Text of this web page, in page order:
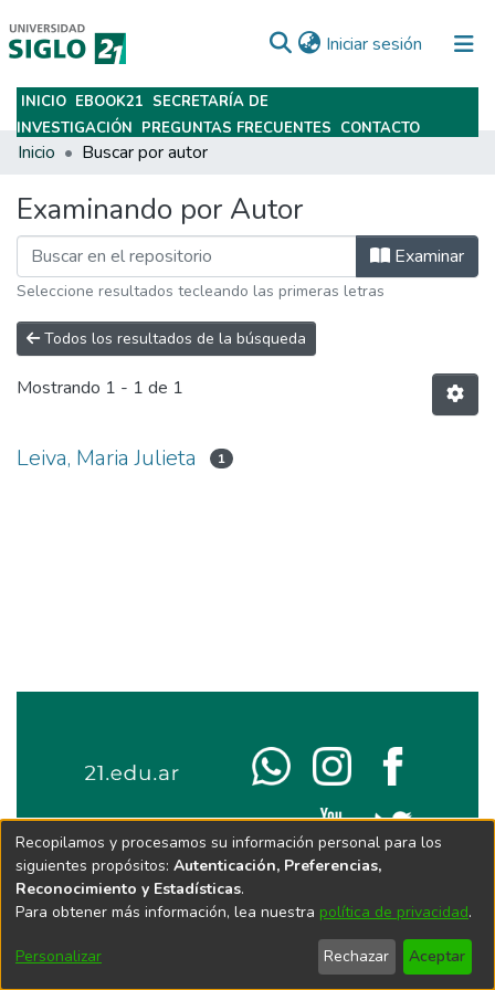
Iniciar sesión (current)
Subir
INICIO EBOOK21 SECRETARÍA DE
INVESTIGACIÓN PREGUNTAS FRECUENTES CONTACTO
Inicio Buscar por autor
Examinando por Autor
Examinar
Seleccione resultados tecleando las primeras letras
Todos los resultados de la búsqueda
Mostrando 1 - 1 de 1
Leiva, Maria Julieta 1
Recopilamos y procesamos su información personal para los
siguientes propósitos: Autenticación, Preferencias,
Reconocimiento y Estadísticas.
Para obtener más información, lea nuestra política de privacidad.
Personalizar Rechazar Aceptar